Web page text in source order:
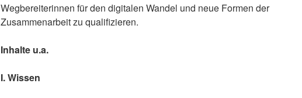
Wegbereiterinnen für den digitalen Wandel und neue Formen der
Zusammenarbeit zu qualifizieren.
Inhalte u.a.
I. Wissen